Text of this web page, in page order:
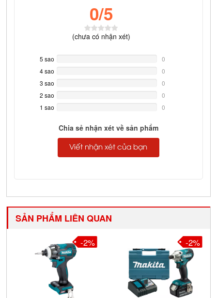
0/5
(chưa có nhận xét)
5 sao
Complete
0
4 sao
Complete
0
3 sao
Complete
0
2 sao
Complete
0
1 sao
0
Chia sẻ nhận xét về sản phẩm
Viết nhận xét của bạn
SẢN PHẨM LIÊN QUAN
-2% -2%